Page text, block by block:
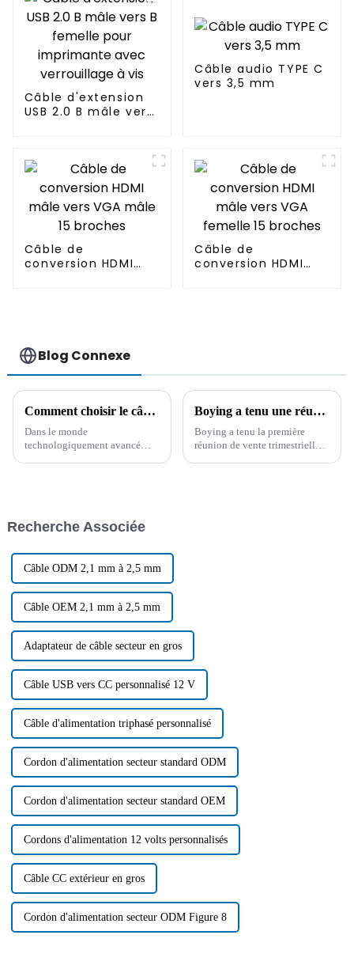
Câble d'extension
USB 2.0 B mâle vers
Câble audio TYPE C
vers 3,5 mm
Câble de
conversion HDMI
Câble de
conversion HDMI
Blog Connexe
Comment choisir le câble USB : un guide complet
Dans le monde
technologiquement avancé
peut être difficile de choisir…
Boying a tenu une réunion de synthèse des ventes pour le premier trimestre 2024
Boying a tenu la première
réunion de vente trimestrielle
Recherche Associée
Câble ODM 2,1 mm à 2,5 mm
Câble OEM 2,1 mm à 2,5 mm
Adaptateur de câble secteur en gros
Câble USB vers CC personnalisé 12 V
Câble d'alimentation triphasé personnalisé
Cordon d'alimentation secteur standard ODM
Cordon d'alimentation secteur standard OEM
Cordons d'alimentation 12 volts personnalisés
Câble CC extérieur en gros
Cordon d'alimentation secteur ODM Figure 8